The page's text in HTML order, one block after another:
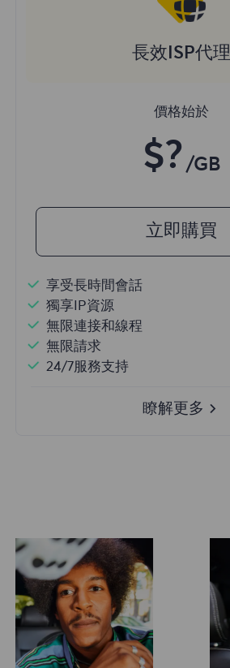
長效ISP代理
價格始於
$? /GB
立即購買
享受長時間會話
獨享IP資源
無限連接和線程
無限請求
24/7服務支持
瞭解更多